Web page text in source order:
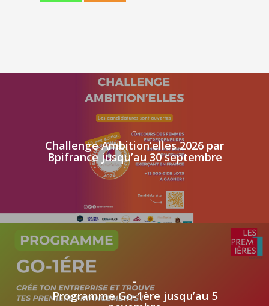
-
Challenge Ambition’elles 2026 par
Bpifrance jusqu’au 30 septembre
-
Programme Go-1ère jusqu’au 5